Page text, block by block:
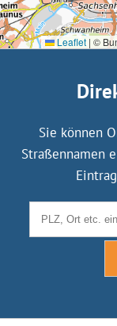
Leaflet | ©
Sie können
Straßennamen